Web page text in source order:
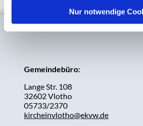
Nur notwendige
Gemeindebüro:
Lange Str. 108
32602 Vlotho
05733/2370
kircheinvlotho@ekvw.de